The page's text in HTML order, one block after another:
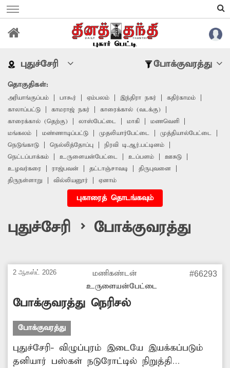
புதுச்சேரி போக்குவரத்து
தொகுதிகள்:
அரியாங்குப்பம் பாகூர் ஏம்பலம் இந்திரா நகர்
கதிர்காமம்
காலாப்பட்டு
காமராஜ் நகர்
காரைக்கால் (வடக்கு)
காரைக்கால் (தெற்கு)
லாஸ்பேட்டை மாகி
மணவெளி
மங்கலம்
மண்ணாடிப்பட்டு முதலியார்பேட்டை
முத்தியால்பேட்டை
நெடுங்காடு
நெல்லித்தோப்பு
நிரவி டி.ஆர்.பட்டினம்
நெட்டப்பாக்கம்
உருளையன்பேட்டை உப்பளம்
ஊசுடு
உழவர்கரை
ராஜ்பவன் தட்டாஞ்சாவடி
திருபுவனை
திருநள்ளாறு
வில்லியனூர் ஏனாம்
புகாரைத் தொடங்கவும்
புதுச்சேரி > போக்குவரத்து
2 ஆகஸ்ட் 2026
மணிகண்டன்
உருளையன்பேட்டை
#66293
போக்குவரத்து நெரிசல்
போக்குவரத்து
புதுச்சேரி- விழுப்புரம் இடையே இயக்கப்படும்
தனியார் பஸ்கள் நடுரோட்டில் நிறுத்தி